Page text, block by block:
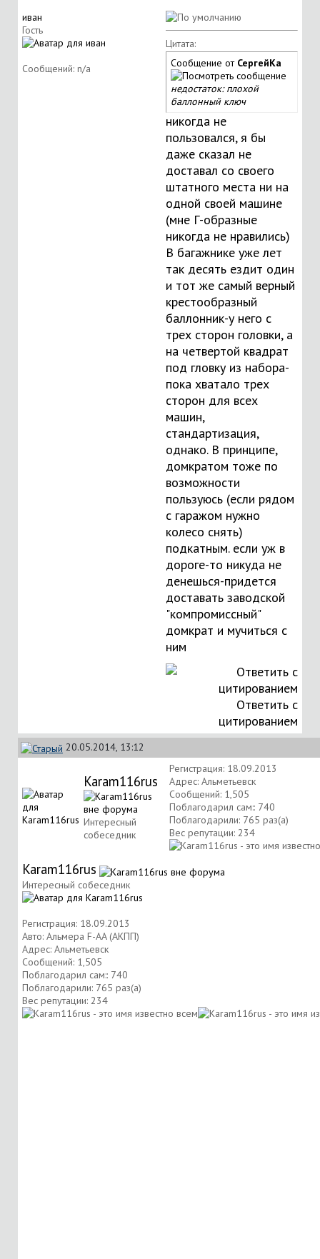
иван
Гость
Сообщений: n/a
Цитата:
Сообщение от СергейКа
недостаток: плохой
баллонный ключ
никогда не
пользовался, я бы
даже сказал не
доставал со своего
штатного места ни на
одной своей машине
(мне Г-образные
никогда не нравились)
В багажнике уже лет
так десять ездит один
и тот же самый верный
крестообразный
баллонник-у него с
трех сторон головки, а
на четвертой квадрат
под гловку из набора-
пока хватало трех
сторон для всех
машин,
стандартизация,
однако. В принципе,
домкратом тоже по
возможности
пользуюсь (если рядом
с гаражом нужно
колесо снять)
подкатным. если уж в
дороге-то никуда не
денешься-придется
доставать заводской
"компромиссный"
домкрат и мучиться с
ним
Ответить с
цитированием
20.05.2014, 13:12
Karam116rus
Интересный
собеседник
Регистрация: 18.09.2013
Адрес: Альметьевск
Сообщений: 1,505
Поблагодарил сам:: 740
Поблагодарили: 765 раз(а)
Вес репутации: 234
Karam116rus
Интересный собеседник
Регистрация: 18.09.2013
Авто: Альмера F-AA (АКПП)
Адрес: Альметьевск
Сообщений: 1,505
Поблагодарил сам:: 740
Поблагодарили: 765 раз(а)
Вес репутации: 234